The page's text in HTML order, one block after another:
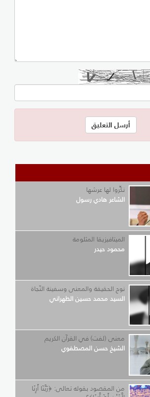
نكِّروا لها عرشها
الشاعر هادي رسول
الميتافيزيقا المثلومة
محمود حيدر
نوح الحقيقة والمعنى وسفينة النّجاة
السيد محمد حسين الطهراني
معنى (لفت) في القرآن الكريم
الشيخ حسن المصطفوي
من المقصود بقوله تعالى: ﴿رَبَّنَا أَرِنَا